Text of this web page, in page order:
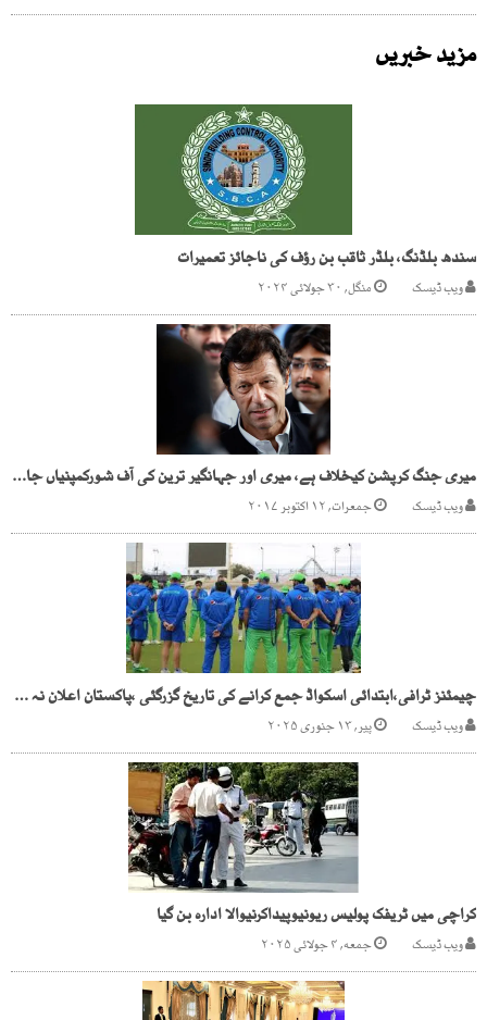
مزید خبریں
سندھ بلڈنگ، بلڈر ثاقب بن رؤف کی ناجائز تعمیرات
ویب ڈیسک منگل, ۳۰ جولائی ۲۰۲۴
میری جنگ کرپشن کیخلاف ہے، میری اور جہانگیر ترین کی آف شورکمپنیاں جائز ہیں، عمران خان
ویب ڈیسک جمعرات, ۱۲ اکتوبر ۲۰۱۷
چیمئنز ٹرافی،ابتدائی اسکواڈ جمع کرانے کی تاریخ گزرگئی ،پاکستان اعلان نہ کر سکا
ویب ڈیسک پیر, ۱۳ جنوری ۲۰۲۵
کراچی میں ٹریفک پولیس ریونیوپیداکرنیوالا ادارہ بن گیا
ویب ڈیسک جمعه, ۴ جولائی ۲۰۲۵